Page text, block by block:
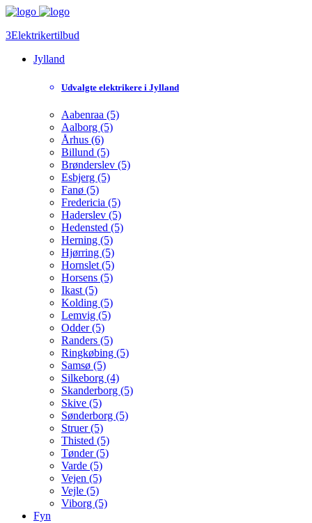
3Elektrikertilbud
Jylland
Udvalgte elektrikere i Jylland
Aabenraa (5)
Aalborg (5)
Århus (6)
Billund (5)
Brønderslev (5)
Esbjerg (5)
Fanø (5)
Fredericia (5)
Haderslev (5)
Hedensted (5)
Herning (5)
Hjørring (5)
Hornslet (5)
Horsens (5)
Ikast (5)
Kolding (5)
Lemvig (5)
Odder (5)
Randers (5)
Ringkøbing (5)
Samsø (5)
Silkeborg (4)
Skanderborg (5)
Skive (5)
Sønderborg (5)
Struer (5)
Thisted (5)
Tønder (5)
Varde (5)
Vejen (5)
Vejle (5)
Viborg (5)
Fyn